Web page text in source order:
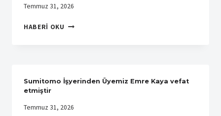
YENI
MERKEZ
Temmuz 31, 2026
HABERI OKU ÜLKEMİZİN
Sumitomo İşyerinden Üyemiz Emre Kaya vefat
etmiştir
Temmuz 31, 2026